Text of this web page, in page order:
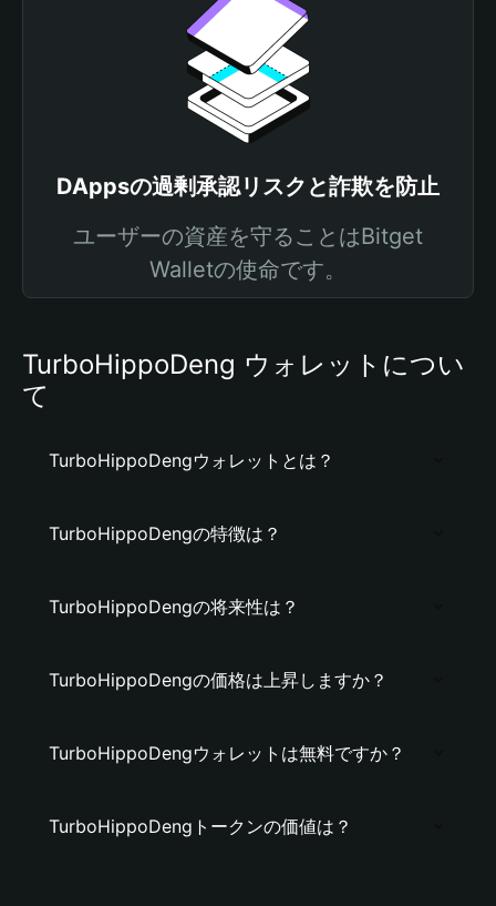
DAppsの過剰承認リスクと詐欺を防止
ユーザーの資産を守ることはBitget
Walletの使命です。
TurboHippoDeng ウォレットについ
て
TurboHippoDengウォレットとは？
TurboHippoDengの特徴は？
TurboHippoDengの将来性は？
TurboHippoDengの価格は上昇しますか？
TurboHippoDengウォレットは無料ですか？
TurboHippoDengトークンの価値は？